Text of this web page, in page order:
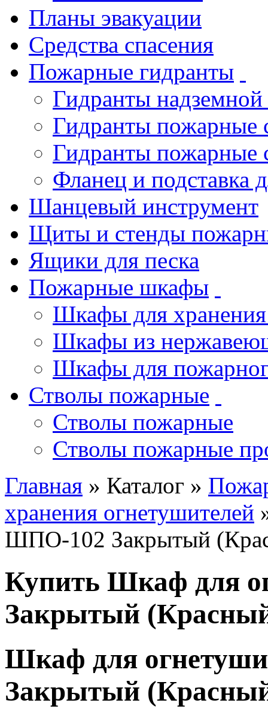
Планы эвакуации
Средства спасения
Пожарные гидранты
Гидранты
Гидранты пожарные
Гидранты пожарные
Фланец и подставка
Шанцевый инструмент
Щиты и стенды
Ящики для песка
Пожарные шкафы
Шкафы для хранения
Шкафы из
Шкафы для
Стволы пожарные
Стволы пожарные
Стволы пожарные
Главная » Каталог »
хранения огнетушителей
ШПО-102 Закрытый
Купить Шкаф для
Закрытый
Шкаф для
Закрытый